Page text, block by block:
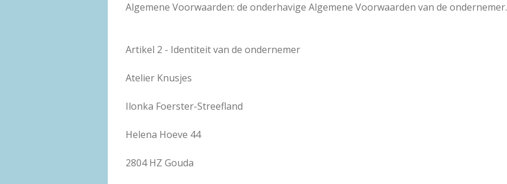
Algemene Voorwaarden: de onderhavige Algemene Voorwaarden van de ondernemer.
Artikel 2 - Identiteit van de ondernemer
Atelier Knusjes
Ilonka Foerster-Streefland
Helena Hoeve 44
2804 HZ Gouda